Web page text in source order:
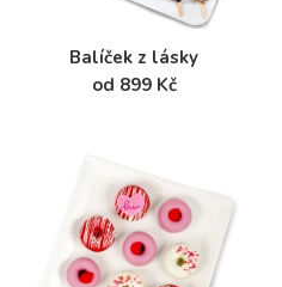
Balíček z lásky
od 899 Kč